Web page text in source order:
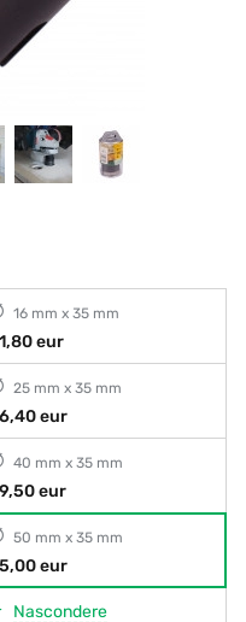
16 mm x 35 mm
eur
25 mm x 35 mm
eur
40 mm x 35 mm
eur
50 mm x 35 mm
eur
Nascondere